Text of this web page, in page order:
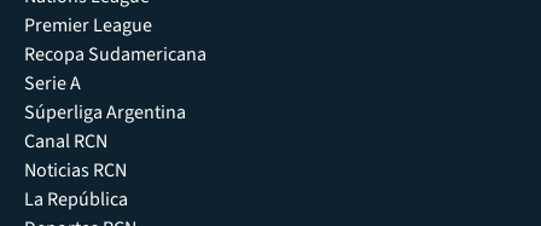
Premier League
Recopa Sudamericana
Serie A
Súperliga Argentina
Canal RCN
Noticias RCN
La República